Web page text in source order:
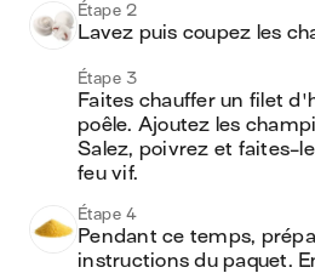
Étape 2
Lavez puis coupez les
Étape 3
Faites chauffer un filet
poêle. Ajoutez les
Salez, poivrez et faites-
feu vif.
Étape 4
Pendant ce temps,
instructions du paquet.